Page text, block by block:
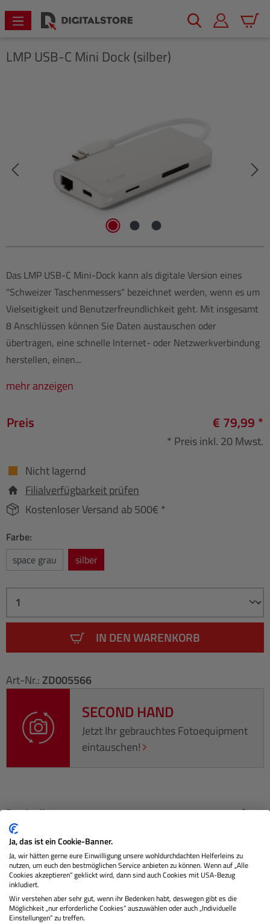
springen
LMP USB-C Mini Dock (silber)
Das LMP USB-C Mini-Dock kann als digitale Version eines
"Schweizer Taschenmessers" bezeichnet werden, wenn es um
Vielseitigkeit und Benutzerfreundlichkeit geht. Mit insgesamt
8 Anschlüssen können Sie Daten austauschen oder
übertragen, eine schnelle Internet- oder Netzwerkverbindung
herstellen, einen...
mehr anzeigen
Preis € 79,99 *
* Preis inkl. 20 Mwst.
Nicht lagernd
Filialverfügbarkeit prüfen
Kostenloser Versand ab 500€ *
Farbe:
space grau
silber
IN DEN WARENKORB
Art-Nr.: ZD005566
SECOND HAND
Jetzt Ihr gebrauchtes Fotoequipment
eintauschen!
Beschreibung
Das LMP USB-C Mini-Dock kann als digitale Version eines
"Schweizer Taschenmessers" bezeichnet werden, wenn es
um Vielseitigk…Mehr
Bewertungen
Ja, das ist ein Cookie-Banner.
Ja, wir hätten gerne eure Einwilligung unsere wohldurchdachten Helferleins zu
nutzen, um euch den bestmöglichen Service anbieten zu können. Wenn auf „Alle
Cookies akzeptieren“ geklickt wird, dann sind auch Cookies mit USA-Bezug
inkludiert.
Wir verstehen aber sehr gut, wenn ihr Bedenken habt, deswegen gibt es die
Möglichkeit „nur erforderliche Cookies“ auszuwählen oder auch „Individuelle
Einstellungen“ zu treffen.